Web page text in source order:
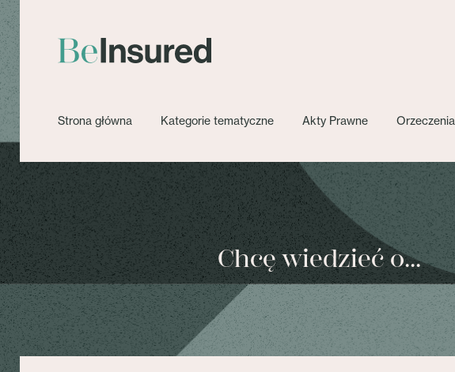
Strona główna Kategorie tematyczne Akty Prawne Orzeczenia
Chcę wiedzieć o...